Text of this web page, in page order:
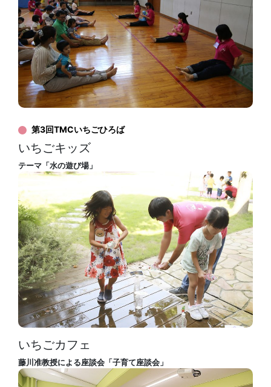
第3回TMCいちごひろば
いちごキッズ
テーマ「水の遊び場」
いちごカフェ
藤川准教授による座談会「子育て座談会」